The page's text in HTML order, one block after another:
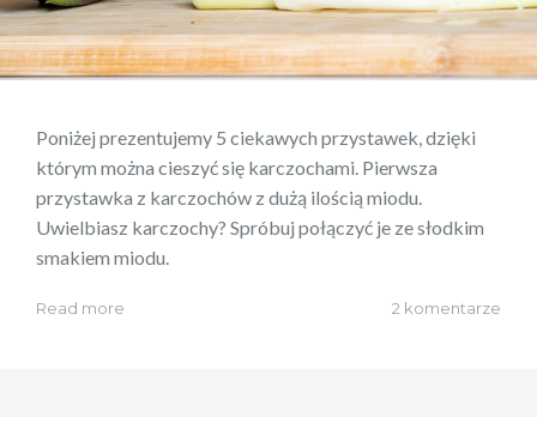
Poniżej prezentujemy 5 ciekawych przystawek, dzięki
którym można cieszyć się karczochami. Pierwsza
przystawka z karczochów z dużą ilością miodu.
Uwielbiasz karczochy? Spróbuj połączyć je ze słodkim
smakiem miodu.
Read more 2 komentarze